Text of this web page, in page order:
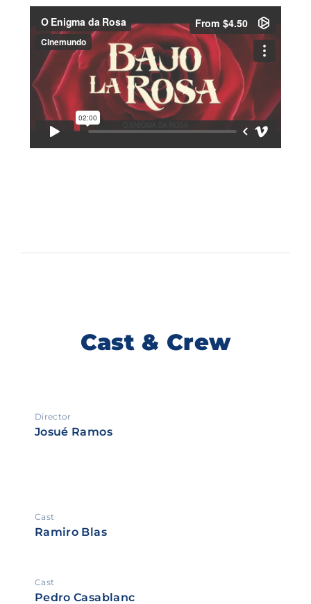
Cast & Crew
Director
Josué Ramos
Cast
Ramiro Blas
Cast
Pedro Casablanc